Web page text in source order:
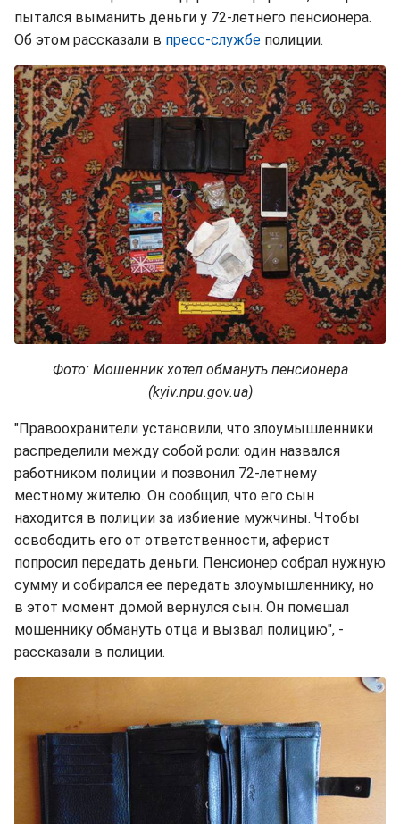
пытался выманить деньги у 72-летнего пенсионера.
Об этом рассказали в пресс-службе полиции.
Фото: Мошенник хотел обмануть пенсионера
(kyiv.npu.gov.ua)
"Правоохранители установили, что злоумышленники
распределили между собой роли: один назвался
работником полиции и позвонил 72-летнему
местному жителю. Он сообщил, что его сын
находится в полиции за избиение мужчины. Чтобы
освободить его от ответственности, аферист
попросил передать деньги. Пенсионер собрал нужную
сумму и собирался ее передать злоумышленнику, но
в этот момент домой вернулся сын. Он помешал
мошеннику обмануть отца и вызвал полицию", -
рассказали в полиции.